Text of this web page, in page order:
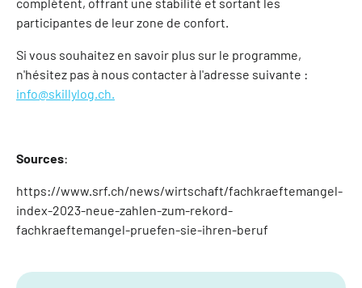
participantes de leur zone de confort.
Si vous souhaitez en savoir plus sur le programme,
n'hésitez pas à nous contacter à l'adresse suivante :
info@skillylog.ch.
Sources:
https://www.srf.ch/news/wirtschaft/fachkraeftemangel-
index-2023-neue-zahlen-zum-rekord-
fachkraeftemangel-pruefen-sie-ihren-beruf